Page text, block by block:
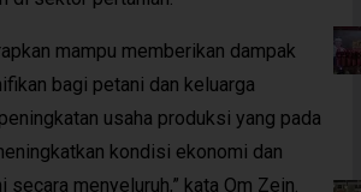
mampu memberikan dampak
bagi petani dan keluarga
usaha produksi yang pada
kondisi ekonomi dan
menyeluruh,” kata Om Zein.